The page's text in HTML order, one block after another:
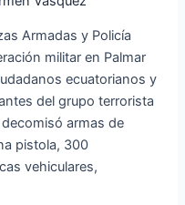
Armadas y Policía
militar en Palmar
ecuatorianos y
del grupo terrorista
armas de
pistola, 300
vehiculares,